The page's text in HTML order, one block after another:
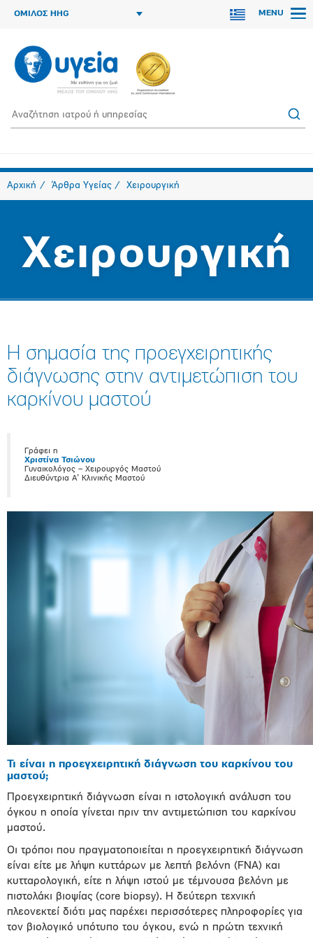
ΟΜΙΛΟΣ HHG MENU
Αρχική Άρθρα Υγείας Χειρουργική
Χειρουργική
Η σημασία της προεγχειρητικής
διάγνωσης στην αντιμετώπιση του
καρκίνου μαστού
Γράφει η
Χριστίνα Τσιώνου
Γυναικολόγος – Χειρουργός Μαστού
Διευθύντρια Α’ Κλινικής Μαστού
Τι είναι η προεγχειρητική διάγνωση του καρκίνου του
μαστού;
Προεγχειρητική διάγνωση είναι η ιστολογική ανάλυση του
όγκου η οποία γίνεται πριν την αντιμετώπιση του καρκίνου
μαστού.
Οι τρόποι που πραγματοποιείται η προεγχειρητική διάγνωση
είναι είτε με λήψη κυττάρων με λεπτή βελόνη (FNA) και
κυτταρολογική, είτε η λήψη ιστού με τέμνουσα βελόνη με
πιστολάκι βιοψίας (core biopsy). Η δεύτερη τεχνική
πλεονεκτεί διότι μας παρέχει περισσότερες πληροφορίες για
τον βιολογικό υπότυπο του όγκου, ενώ η πρώτη τεχνική